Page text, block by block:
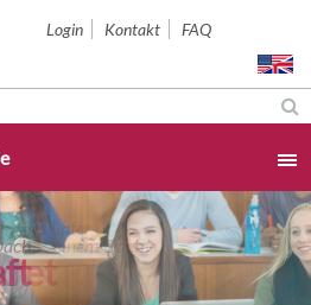
Navigation
Login Kontakt FAQ
Dach
einem Dach